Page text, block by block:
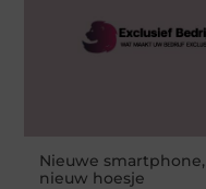
Nieuwe smartphone,
nieuw hoesje